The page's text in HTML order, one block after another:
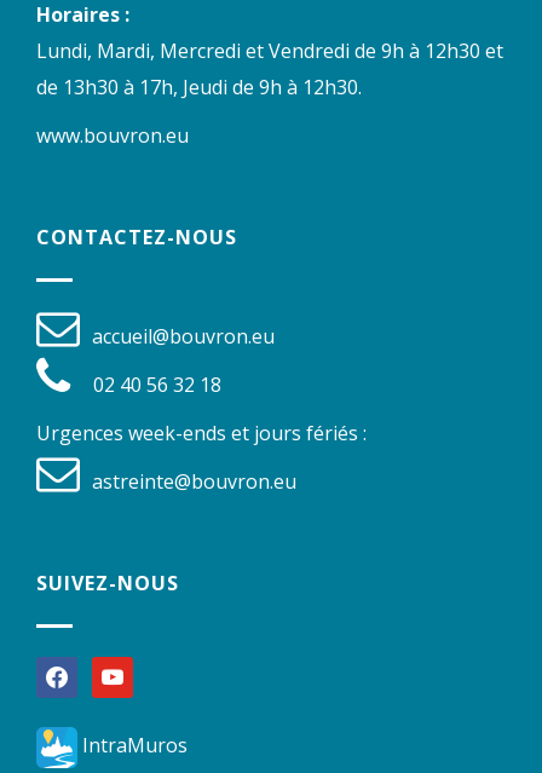
Horaires :
Lundi, Mardi, Mercredi et Vendredi de 9h à 12h30 et
de 13h30 à 17h, Jeudi de 9h à 12h30.
www.bouvron.eu
CONTACTEZ-NOUS
accueil@bouvron.eu
02 40 56 32 18
Urgences week-ends et jours fériés :
astreinte@bouvron.eu
SUIVEZ-NOUS
facebookyoutube
IntraMuros